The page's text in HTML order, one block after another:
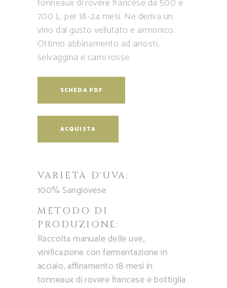
tonneaux di rovere francese da 500 e
700 L. per 18-24 mesi. Ne deriva un
vino dal gusto vellutato e armonico.
Ottimo abbinamento ad arrosti,
selvaggina e carni rosse.
SCHEDA PDF
ACQUISTA
VARIETÀ D'UVA:
100% Sangiovese
METODO DI
PRODUZIONE:
Raccolta manuale delle uve,
vinificazione con fermentazione in
acciaio, affinamento 18 mesi in
tonneaux di rovere francese e bottiglia